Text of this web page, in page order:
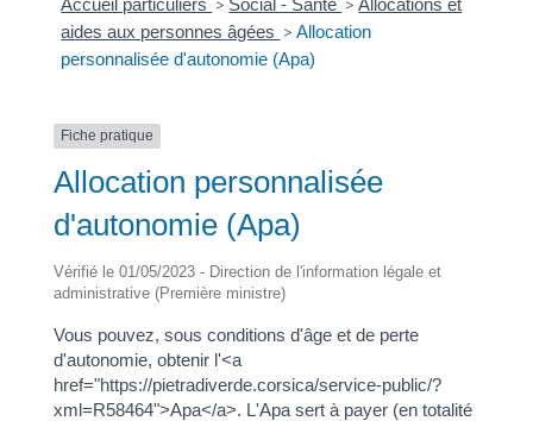
Accueil particuliers > Social - Santé > Allocations et
aides aux personnes âgées > Allocation
personnalisée d'autonomie (Apa)
Fiche pratique
Allocation personnalisée
d'autonomie (Apa)
Vérifié le 01/05/2023 - Direction de l'information légale et
administrative (Première ministre)
Vous pouvez, sous conditions d'âge et de perte
d'autonomie, obtenir l'<a
href="https://pietradiverde.corsica/service-public/?
xml=R58464">Apa</a>. L'Apa sert à payer (en totalité